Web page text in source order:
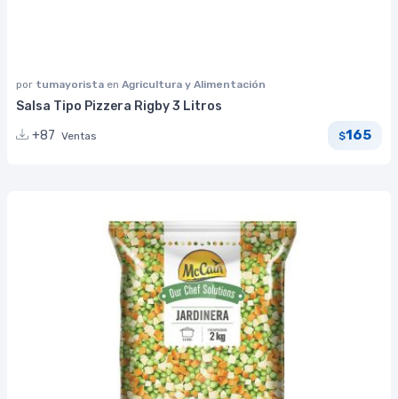
por tumayorista en Agricultura y Alimentación
Salsa Tipo Pizzera Rigby 3 Litros
+87 Ventas $165